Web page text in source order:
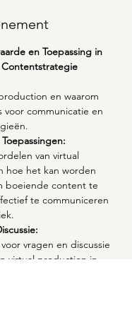
en Toepassing in
en waarom
voor communicatie en
van virtual
hoe het kan worden
boeiende content te
te communiceren
vragen en discussie
virtual production in